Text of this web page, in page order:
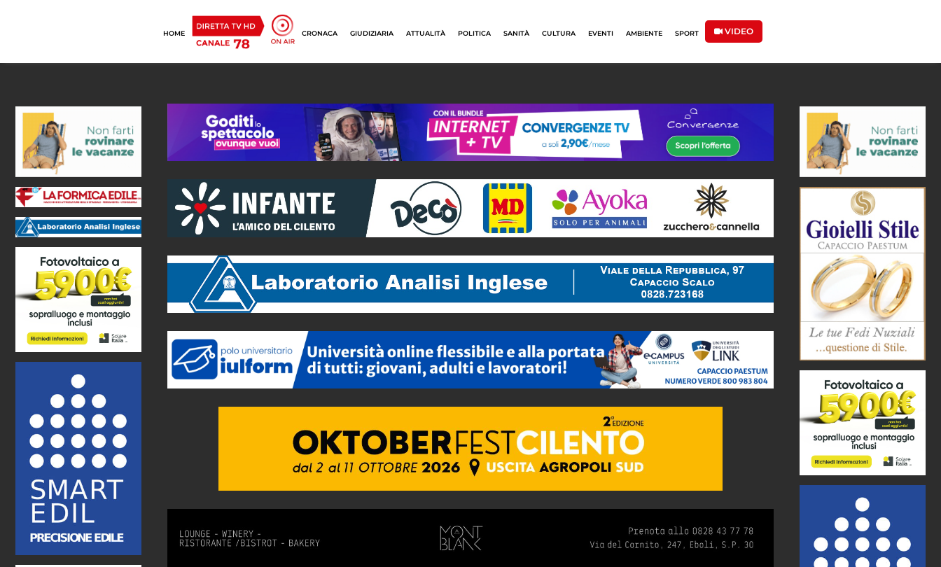
HOME CRONACA GIUDIZIARIA ATTUALITÀ POLITICA SANITÀ CULTURA EVENTI AMBIENTE SPORT VIDEO